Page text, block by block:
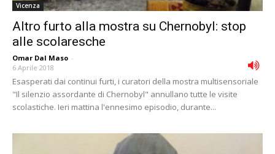
Vicenza
Altro furto alla mostra su Chernobyl: stop
alle scolaresche
Omar Dal Maso -
6 Aprile 2018
Esasperati dai continui furti, i curatori della mostra multisensoriale
"Il silenzio assordante di Chernobyl" annullano tutte le visite
scolastiche. Ieri mattina l'ennesimo episodio, durante...